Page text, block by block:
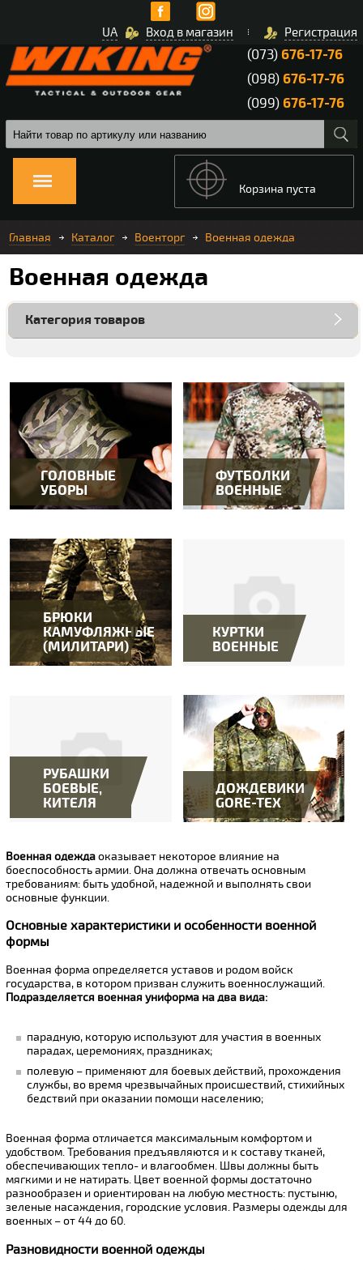
Вход в магазин Регистрация
UA
(073)676-17-76
(098)676-17-76
(099)676-17-76
Корзина пуста
Главная Каталог Военторг Военная одежда
Военная одежда
Категория товаров
ГОЛОВНЫЕ
УБОРЫ
ФУТБОЛКИ
ВОЕННЫЕ
БРЮКИ
КАМУФЛЯЖНЫЕ
(МИЛИТАРИ)
КУРТКИ
ВОЕННЫЕ
РУБАШКИ
БОЕВЫЕ,
КИТЕЛЯ
ДОЖДЕВИКИ,
GORE-TEX
Военная одеждаоказывает некоторое влияние на
боеспособность армии. Она должна отвечать основным
требованиям: быть удобной, надежной и выполнять свои
основные функции.
Основные характеристики и особенности военной
формы
Военная форма определяется уставов и родом войск
государства, в котором призван служить военнослужащий.
Подразделяется военная униформа на два вида:
парадную, которую используют для участия в военных
парадах, церемониях, праздниках;
полевую – применяют для боевых действий, прохождения
службы, во время чрезвычайных происшествий, стихийных
бедствий при оказании помощи населению;
Военная форма отличается максимальным комфортом и
удобством. Требования предъявляются и к составу тканей,
обеспечивающих тепло- и влагообмен. Швы должны быть
мягкими и не натирать. Цвет военной формы достаточно
разнообразен и ориентирован на любую местность: пустыню,
зеленые насаждения, городские условия. Размеры одежды для
военных – от 44 до 60.
Разновидности военной одежды